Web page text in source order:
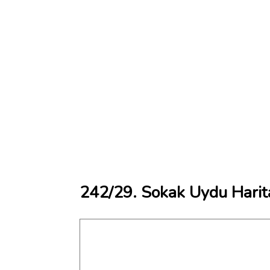
242/29. Sokak Uydu